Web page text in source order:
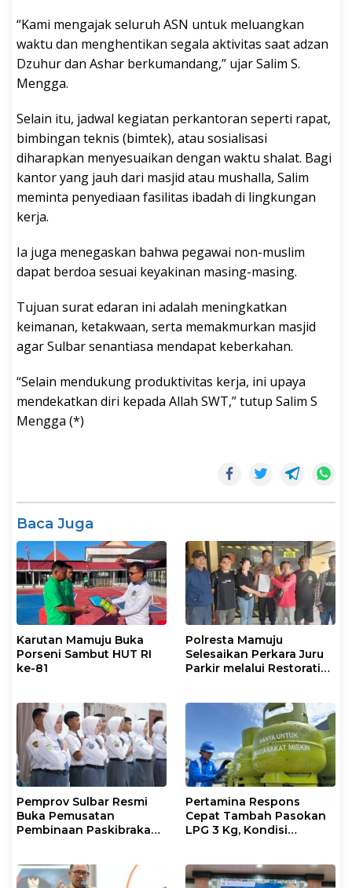
“Kami mengajak seluruh ASN untuk meluangkan
waktu dan menghentikan segala aktivitas saat adzan
Dzuhur dan Ashar berkumandang,” ujar Salim S.
Mengga.
Selain itu, jadwal kegiatan perkantoran seperti rapat,
bimbingan teknis (bimtek), atau sosialisasi
diharapkan menyesuaikan dengan waktu shalat. Bagi
kantor yang jauh dari masjid atau mushalla, Salim
meminta penyediaan fasilitas ibadah di lingkungan
kerja.
Ia juga menegaskan bahwa pegawai non-muslim
dapat berdoa sesuai keyakinan masing-masing.
Tujuan surat edaran ini adalah meningkatkan
keimanan, ketakwaan, serta memakmurkan masjid
agar Sulbar senantiasa mendapat keberkahan.
“Selain mendukung produktivitas kerja, ini upaya
mendekatkan diri kepada Allah SWT,” tutup Salim S
Mengga (*)
Baca Juga
Karutan Mamuju Buka
Porseni Sambut HUT RI
ke-81
Polresta Mamuju
Selesaikan Perkara Juru
Parkir melalui Restorative
Pemprov Sulbar Resmi
Buka Pemusatan
Pembinaan Paskibraka
Pertamina Respons
Cepat Tambah Pasokan
LPG 3 Kg, Kondisi